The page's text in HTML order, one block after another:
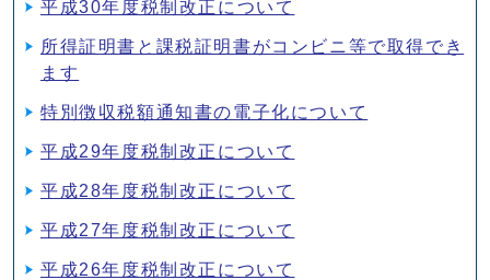
平成30年度税制改正について
所得証明書と課税証明書がコンビニ等で取得でき
ます
特別徴収税額通知書の電子化について
平成29年度税制改正について
平成28年度税制改正について
平成27年度税制改正について
平成26年度税制改正について